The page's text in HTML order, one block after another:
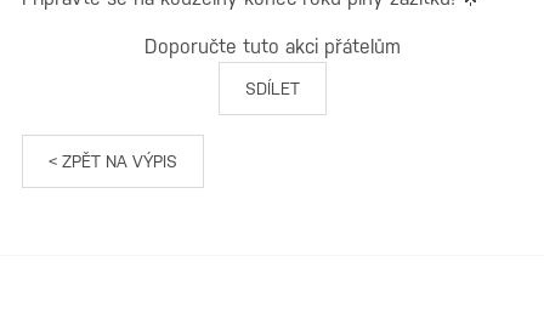
Doporučte tuto akci přátelům
SDÍLET
< ZPĚT NA VÝPIS